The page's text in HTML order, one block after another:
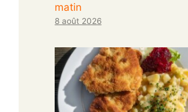
matin
8 août 2026